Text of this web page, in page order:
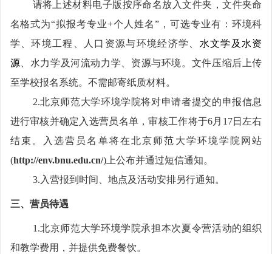
请将上述材料电子版按序命名放入文件夹，文件夹命
名格式为“拟报考专业+个人姓名”，可选专业有：环境科
学、环境工程、人口资源与环境经济学、 水文学及水资
源 、水力学及河流动力学、资源与环境。文件压缩后上传
至学校报名系统。不需邮寄纸质材料。
2.北京师范大学环境学院将对申请者提交的申报信息
进行审核并确定入选营员名单，审核工作将于6月 17日左右
结束。入选营员名单将在北京师范大学环境学院网站
(http://env.bnu.edu.cn/)上公布并通过短信通知。
3. 入营报到时间、地点及活动安排另行通知。
三、营员待遇
1.北京师范大学环境学院承担本次夏令营活动的组织
和教学费用，并提供免费餐饮。